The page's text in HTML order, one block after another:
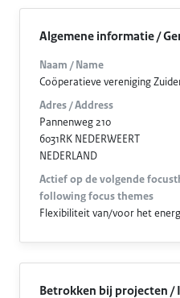
Algemene informatie /
Naam / Name
Coöperatieve vereniging
Adres / Address
Pannenweg 210
6031RK NEDERWEERT
NEDERLAND
Actief op de volgende
following focus themes
Flexibiliteit van/voor het
Betrokken bij projecten